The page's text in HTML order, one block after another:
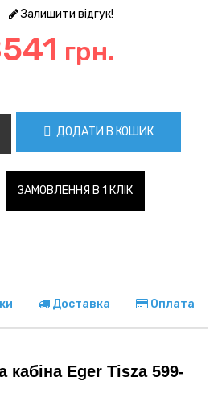
Залишити відгук!
грн.
ДОДАТИ В КОШИК
ЗАМОВЛЕННЯ В 1 КЛІК
Доставка Оплата
Eger Tisza 599-